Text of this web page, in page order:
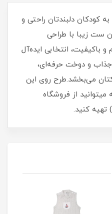
به کودکان دلبندتان راحتی و
ست زیبا با طراحی
باکیفیت، انتخابی ایده‌آل
و دوخت حرفه‌ای،
می‌بخشد.طرح روی این
از فروشگاه